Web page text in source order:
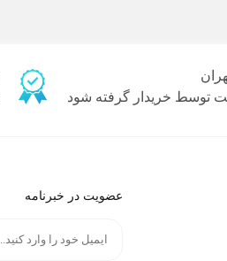
توسط خریدار گرفته شود
عضویت در خبرنامه